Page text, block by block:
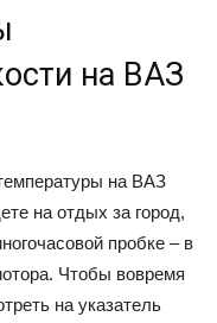
на ВАЗ
на ВАЗ
на отдых за город,
пробке – в
Чтобы вовремя
на указатель